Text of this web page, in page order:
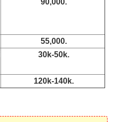
55,000.
30k-50k.
120k-140k.